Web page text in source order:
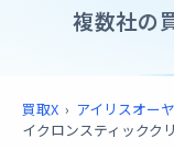
複数社の
買取X › アイリスオー
イクロンスティックク